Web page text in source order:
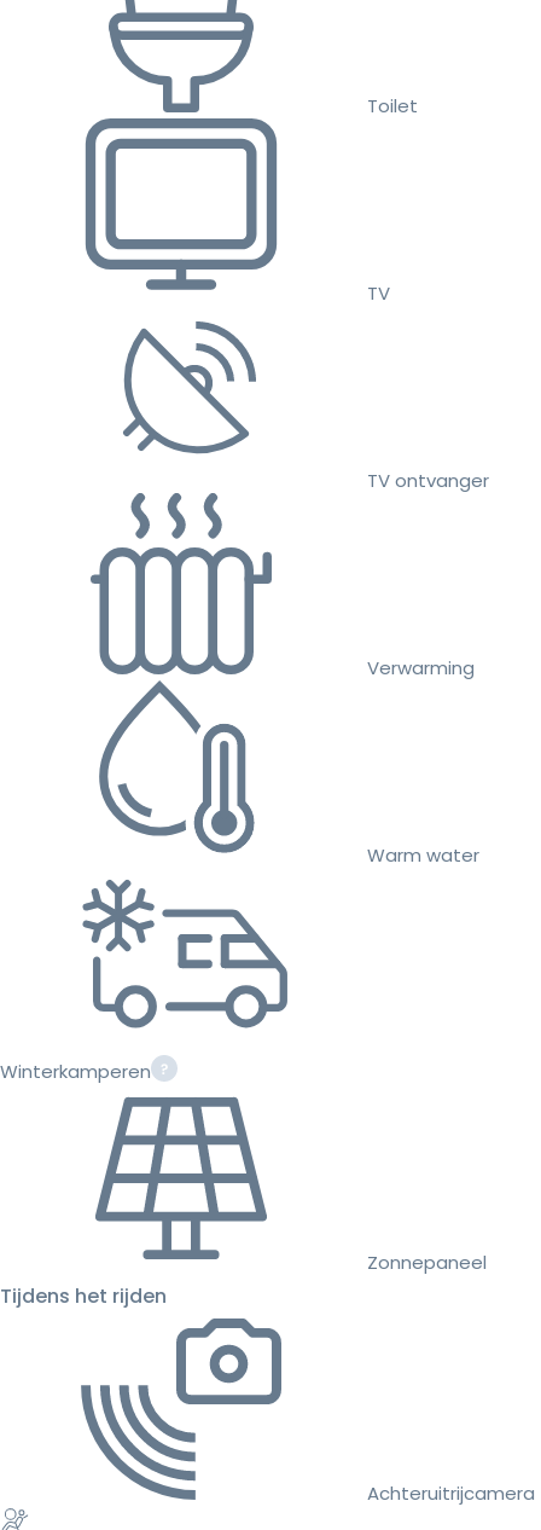
Toilet
TV
TV ontvanger
Verwarming
Warm water
Winterkamperen
Zonnepaneel
Tijdens het rijden
Achteruitrijcamera